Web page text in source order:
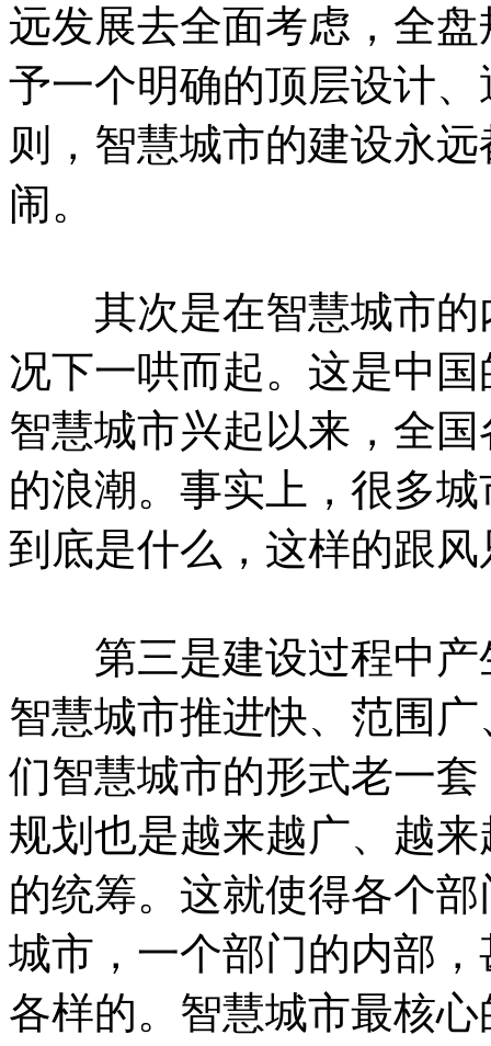
远发展去全面考虑，全
予一个明确的顶层设计
则，智慧城市的建设永
闹。
其次是在智慧城市的
况下一哄而起。这是中
智慧城市兴起以来，全
的浪潮。事实上，很多
到底是什么，这样的跟
第三是建设过程中产
智慧城市推进快、范围
们智慧城市的形式老一
规划也是越来越广、越
的统筹。这就使得各个
城市，一个部门的内部
各样的。智慧城市最核